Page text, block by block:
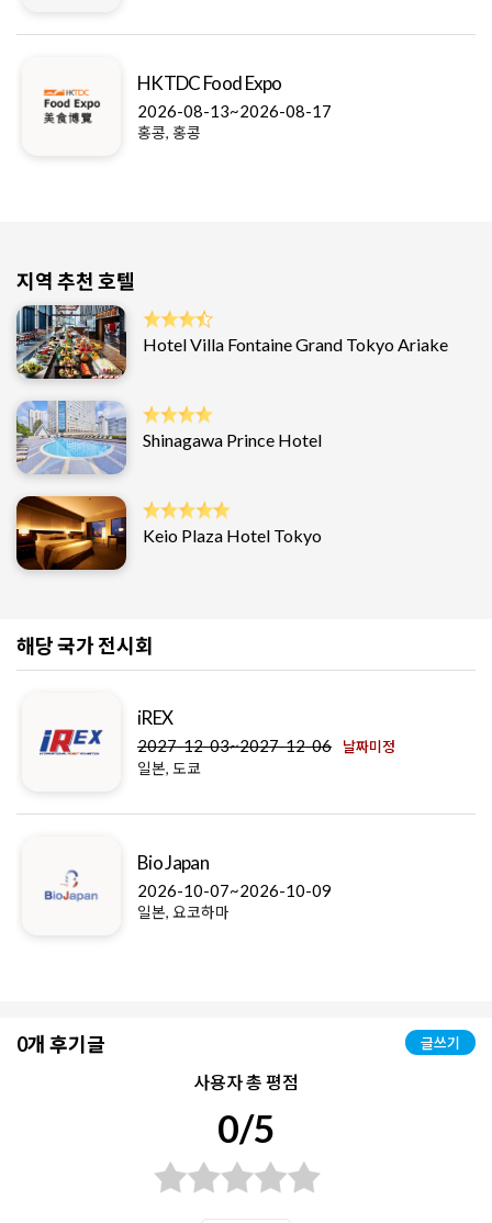
HKTDC Food Expo
2026-08-13~2026-08-17
홍콩, 홍콩
지역 추천 호텔
Hotel Villa Fontaine Grand Tokyo Ariake
Shinagawa Prince Hotel
Keio Plaza Hotel Tokyo
해당 국가 전시회
iREX
2027-12-03~2027-12-06 날짜미정
일본, 도쿄
Bio Japan
2026-10-07~2026-10-09
일본, 요코하마
0개 후기글 글쓰기
사용자 총 평점
0/5